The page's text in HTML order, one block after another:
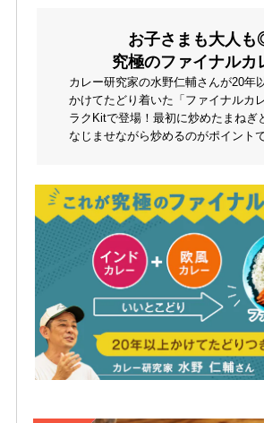
お子さまも大人
究極のファイナルカ
カレー研究家の水野仁輔さんが20年
かけてたどり着いた「ファイナルカ
ラクKitで登場！最初に炒めたまねぎ
なじませながら炒めるのがポイントで